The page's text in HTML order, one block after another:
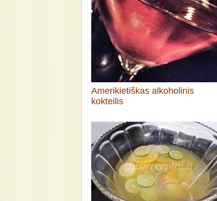
Amerikietiškas alkoholinis
kokteilis